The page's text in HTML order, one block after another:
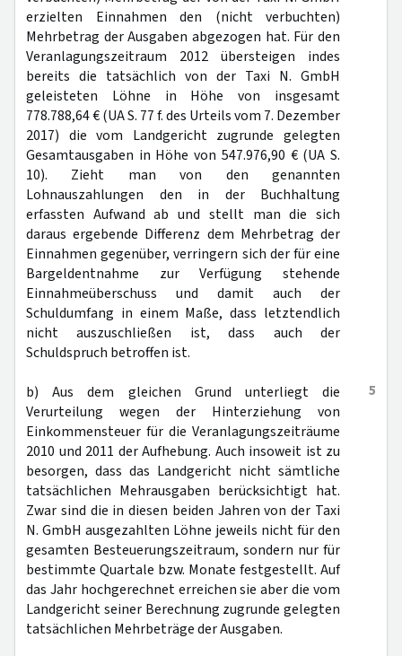
erzielten Einnahmen den (nicht verbuchten)
Mehrbetrag der Ausgaben abgezogen hat. Für den
Veranlagungszeitraum 2012 übersteigen indes
bereits die tatsächlich von der Taxi N. GmbH
geleisteten Löhne in Höhe von insgesamt
778.788,64 € (UA S. 77 f. des Urteils vom 7. Dezember
2017) die vom Landgericht zugrunde gelegten
Gesamtausgaben in Höhe von 547.976,90 € (UA S.
10). Zieht man von den genannten
Lohnauszahlungen den in der Buchhaltung
erfassten Aufwand ab und stellt man die sich
daraus ergebende Differenz dem Mehrbetrag der
Einnahmen gegenüber, verringern sich der für eine
Bargeldentnahme zur Verfügung stehende
Einnahmeüberschuss und damit auch der
Schuldumfang in einem Maße, dass letztendlich
nicht auszuschließen ist, dass auch der
Schuldspruch betroffen ist.
5
b) Aus dem gleichen Grund unterliegt die
Verurteilung wegen der Hinterziehung von
Einkommensteuer für die Veranlagungszeiträume
2010 und 2011 der Aufhebung. Auch insoweit ist zu
besorgen, dass das Landgericht nicht sämtliche
tatsächlichen Mehrausgaben berücksichtigt hat.
Zwar sind die in diesen beiden Jahren von der Taxi
N. GmbH ausgezahlten Löhne jeweils nicht für den
gesamten Besteuerungszeitraum, sondern nur für
bestimmte Quartale bzw. Monate festgestellt. Auf
das Jahr hochgerechnet erreichen sie aber die vom
Landgericht seiner Berechnung zugrunde gelegten
tatsächlichen Mehrbeträge der Ausgaben.